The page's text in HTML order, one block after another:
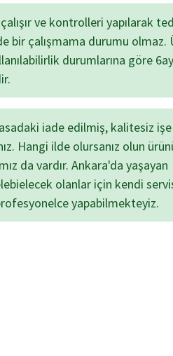
ve kontrolleri yapılarak
bir çalışmama durumu olmaz.
durumlarına göre
iade edilmiş, kalitesiz
Hangi ilde olursanız olun
da vardır. Ankara'da yaşayan
olanlar için kendi
yapabilmekteyiz.